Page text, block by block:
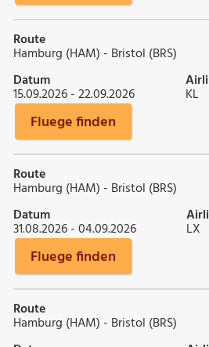
Route
Hamburg (HAM) - Bristol (BRS)
Datum
15.09.2026 - 22.09.2026 KL
Fluege finden
Route
Hamburg (HAM) - Bristol (BRS)
Datum
31.08.2026 - 04.09.2026 LX
Fluege finden
Route
Hamburg (HAM) - Bristol (BRS)